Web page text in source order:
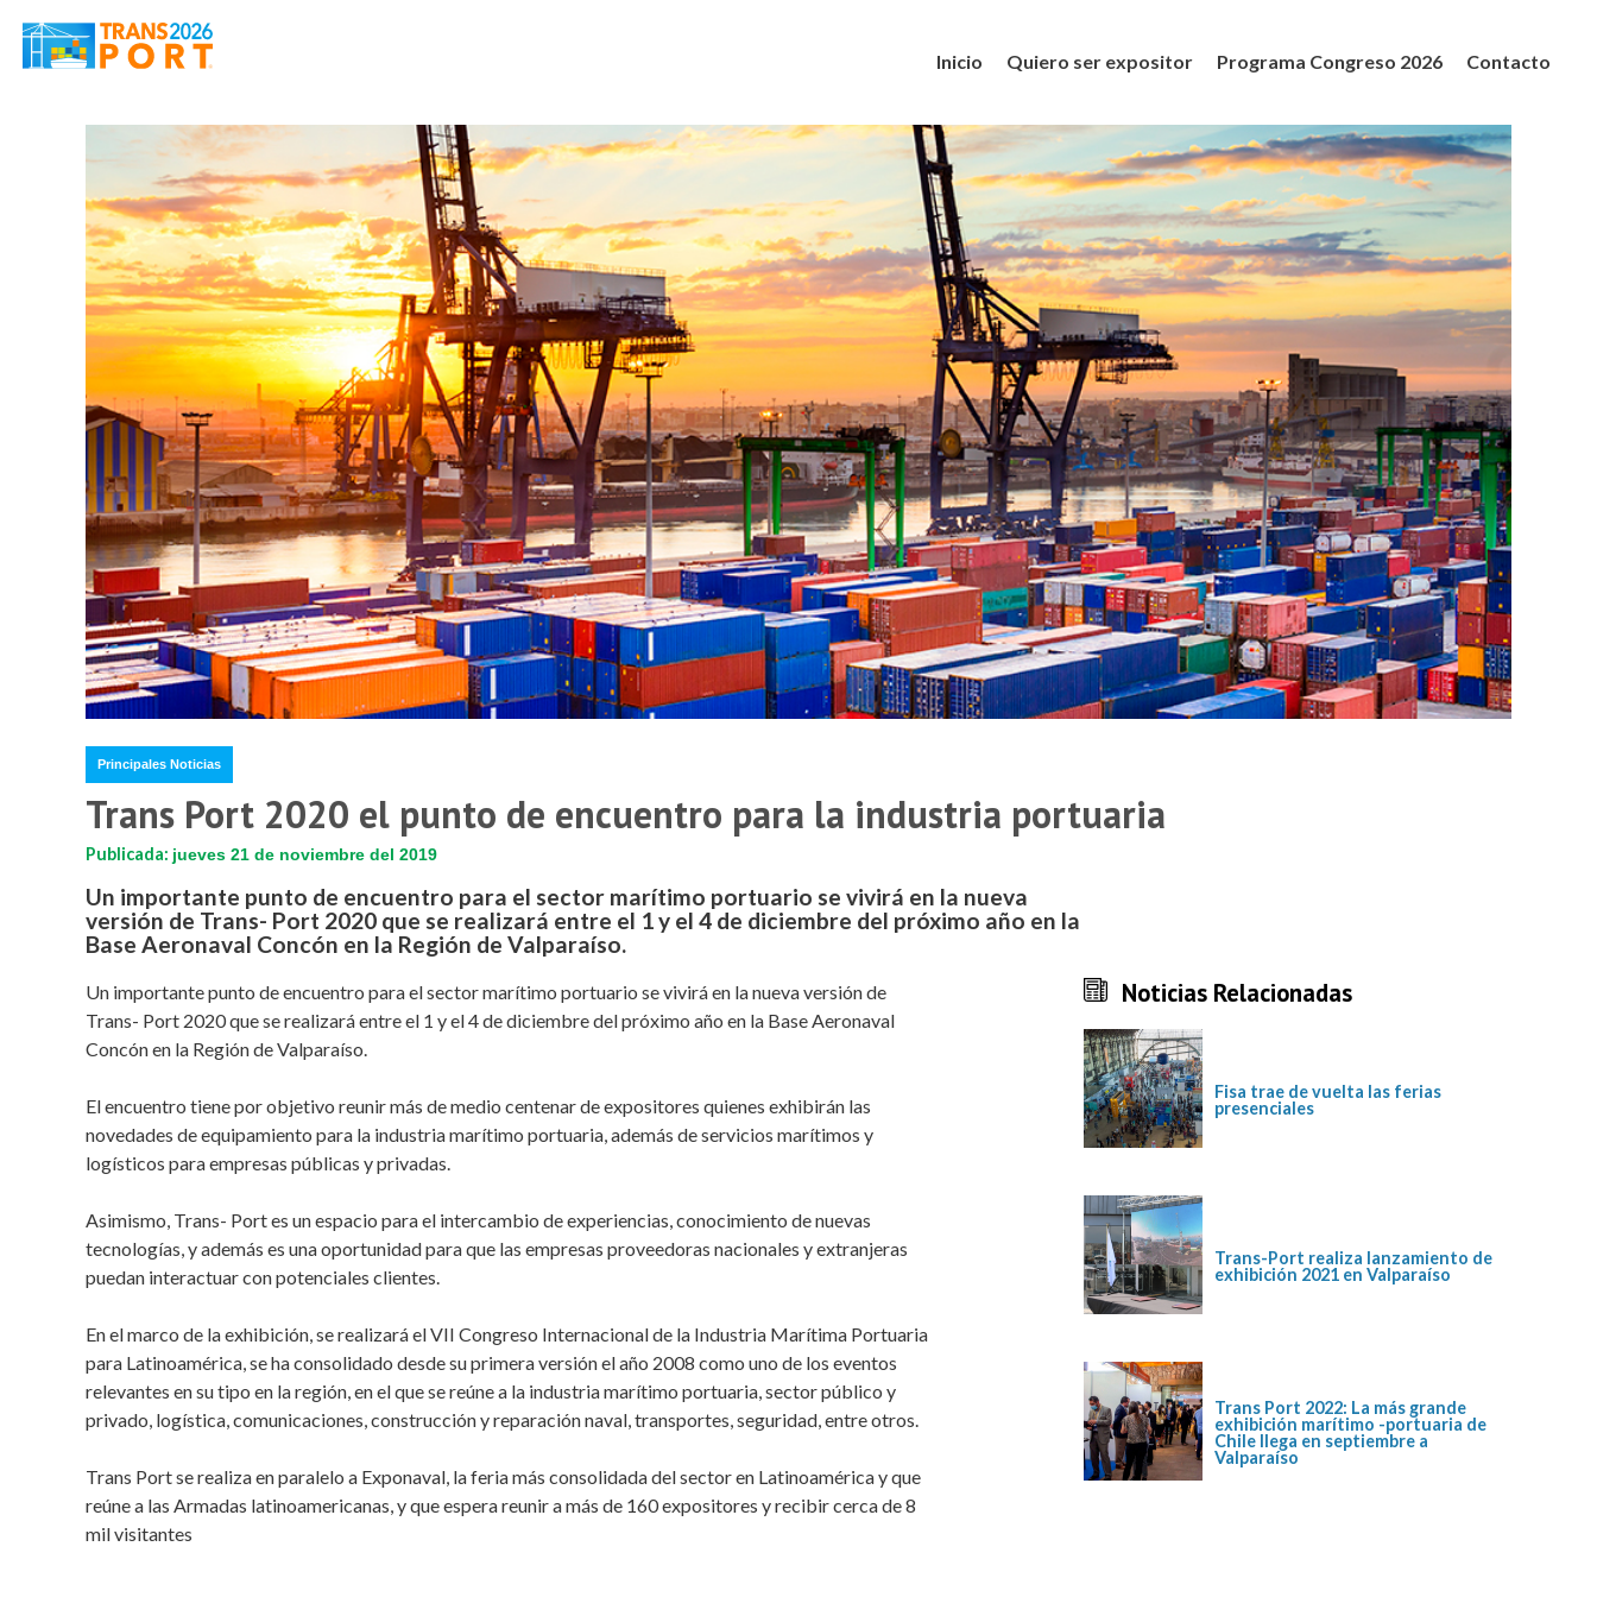
Inicio Quiero ser expositor Programa Congreso 2026 Contacto
Principales Noticias
Trans Port 2020 el punto de encuentro para la industria portuaria
Publicada: jueves 21 de noviembre del 2019
Un importante punto de encuentro para el sector marítimo portuario se vivirá en la nueva
versión de Trans- Port 2020 que se realizará entre el 1 y el 4 de diciembre del próximo año en la
Base Aeronaval Concón en la Región de Valparaíso.
Un importante punto de encuentro para el sector marítimo portuario se vivirá en la nueva versión de
Trans- Port 2020 que se realizará entre el 1 y el 4 de diciembre del próximo año en la Base Aeronaval
Concón en la Región de Valparaíso.
El encuentro tiene por objetivo reunir más de medio centenar de expositores quienes exhibirán las
novedades de equipamiento para la industria marítimo portuaria, además de servicios marítimos y
logísticos para empresas públicas y privadas.
Asimismo, Trans- Port es un espacio para el intercambio de experiencias, conocimiento de nuevas
tecnologías, y además es una oportunidad para que las empresas proveedoras nacionales y extranjeras
puedan interactuar con potenciales clientes.
En el marco de la exhibición, se realizará el VII Congreso Internacional de la Industria Marítima Portuaria
para Latinoamérica, se ha consolidado desde su primera versión el año 2008 como uno de los eventos
relevantes en su tipo en la región, en el que se reúne a la industria marítimo portuaria, sector público y
privado, logística, comunicaciones, construcción y reparación naval, transportes, seguridad, entre otros.
Trans Port se realiza en paralelo a Exponaval, la feria más consolidada del sector en Latinoamérica y que
reúne a las Armadas latinoamericanas, y que espera reunir a más de 160 expositores y recibir cerca de 8
mil visitantes
Noticias Relacionadas
Fisa trae de vuelta las ferias
presenciales
Trans-Port realiza lanzamiento de
exhibición 2021 en Valparaíso
Trans Port 2022: La más grande
exhibición marítimo -portuaria de
Chile llega en septiembre a
Valparaíso